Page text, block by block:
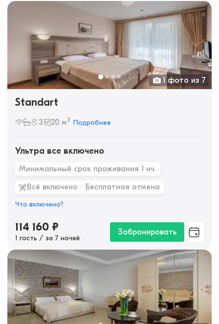
1 фото из 7
Standart
3 20 м2 Подробнее
Ультра все включено
Минимальный срок проживания 1 нч.
Всё включено Бесплатная отмена
Что включено?
114 160 ₽
1 гость / за 7 ночей
Забронировать